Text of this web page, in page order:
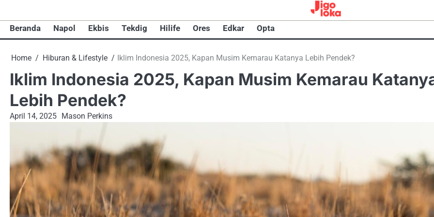
content
Beranda Napol Ekbis Tekdig Hilife Ores Edkar Opta
Home Hiburan & Lifestyle Iklim Indonesia 2025, Kapan Musim Kemarau Katanya Lebih Pendek?
Iklim Indonesia 2025, Kapan Musim Kemarau
Lebih Pendek?
April 14, 2025 Mason Perkins